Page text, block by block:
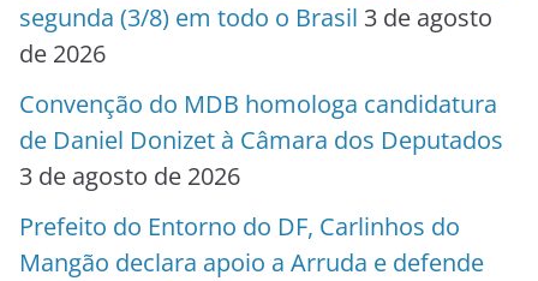
segunda (3/8) em todo o Brasil 3 de agosto
de 2026
Convenção do MDB homologa candidatura
de Daniel Donizet à Câmara dos Deputados
3 de agosto de 2026
Prefeito do Entorno do DF, Carlinhos do
Mangão declara apoio a Arruda e defende